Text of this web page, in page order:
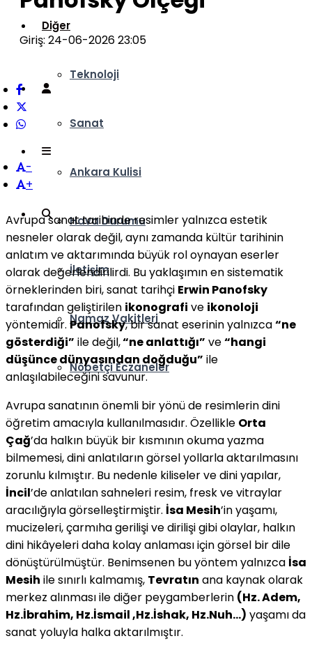
Diğer
Teknoloji
Sanat
Ankara Kulisi
Hava Durumu
İletişim
Namaz Vakitleri
Nöbetçi Eczaneler
Giriş: 24-06-2026 23:05
-
+
Avrupa sanat tarihinde resimler yalnızca estetik
nesneler olarak değil, aynı zamanda kültür tarihinin
anlatım ve aktarımında büyük rol oynayan eserler
olarak değerlendirilirdi. Bu yaklaşımın en sistematik
örneklerinden biri, sanat tarihçi Erwin Panofsky
tarafından geliştirilen ikonografi ve ikonoloji
yöntemidir. Panofsky, bir sanat eserinin yalnızca“ne
gösterdiği” ile değil,“ne anlattığı” ve“hangi
düşünce dünyasından doğduğu” ile
anlaşılabileceğini savunur.
Avrupa sanatının önemli bir yönü de resimlerin dini
öğretim amacıyla kullanılmasıdır. Özellikle Orta
Çağ’da halkın büyük bir kısmının okuma yazma
bilmemesi, dini anlatıların görsel yollarla aktarılmasını
zorunlu kılmıştır. Bu nedenle kiliseler ve dini yapılar,
İncil’de anlatılan sahneleri resim, fresk ve vitraylar
aracılığıyla görselleştirmiştir. İsa Mesih’in yaşamı,
mucizeleri, çarmıha gerilişi ve dirilişi gibi olaylar, halkın
dini hikâyeleri daha kolay anlaması için görsel bir dile
dönüştürülmüştür. Benimsenen bu yöntem yalnızca İsa
Mesih ile sınırlı kalmamış, Tevratın ana kaynak olarak
merkez alınması ile diğer peygamberlerin (Hz. Adem,
Hz.İbrahim, Hz.İsmail ,Hz.İshak, Hz.Nuh…) yaşamı da
sanat yoluyla halka aktarılmıştır.